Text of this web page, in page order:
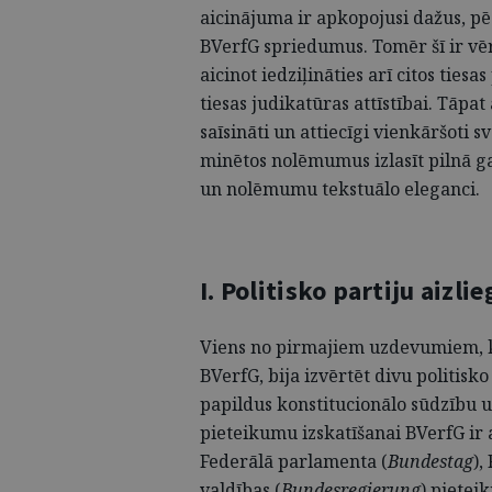
aicinājuma ir apkopojusi dažus,
BVerfG spriedumus. Tomēr šī ir
aicinot iedziļināties arī citos
tiesas judikatūras attīstībai.
saīsināti un attiecīgi vienkāršoti
minētos nolēmumus izlasīt pilnā
un nolēmumu tekstuālo eleganci.
I. Politisko partiju
Viens no pirmajiem uzdevumiem,
BVerfG, bija izvērtēt divu
papildus konstitucionālo sūdzību
pieteikumu izskatīšanai BVerfG ir
Federālā parlamenta (Bundestag),